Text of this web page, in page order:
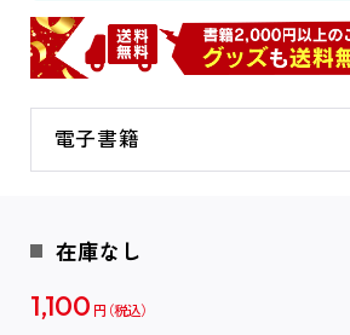
電子書籍
在庫なし
1,100 円